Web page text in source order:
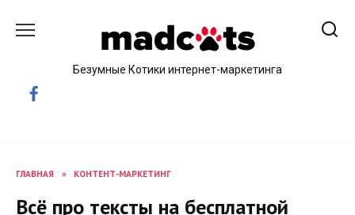
Безумные Котики интернет-маркетинга
ГЛАВНАЯ » КОНТЕНТ-МАРКЕТИНГ
Всё про тексты на бесплатной